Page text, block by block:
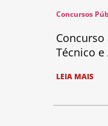
Concursos
Concurso
Técnico e
LEIA MAIS